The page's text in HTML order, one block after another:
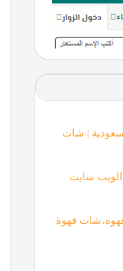
| شات
الويب سايت
قهوة